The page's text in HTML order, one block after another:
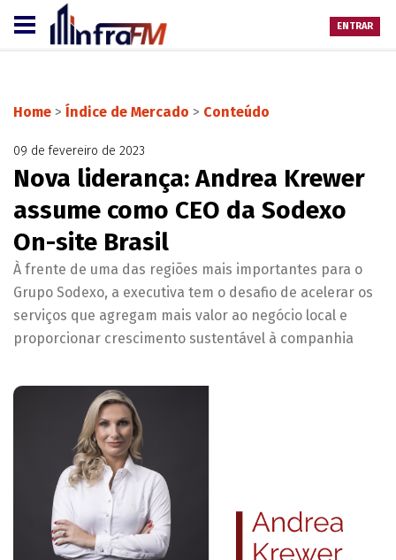
ENTRAR
Home > Índice de Mercado > Conteúdo
09 de fevereiro de 2023
Nova liderança: Andrea Krewer
assume como CEO da Sodexo
On-site Brasil
À frente de uma das regiões mais importantes para o
Grupo Sodexo, a executiva tem o desafio de acelerar os
serviços que agregam mais valor ao negócio local e
proporcionar crescimento sustentável à companhia